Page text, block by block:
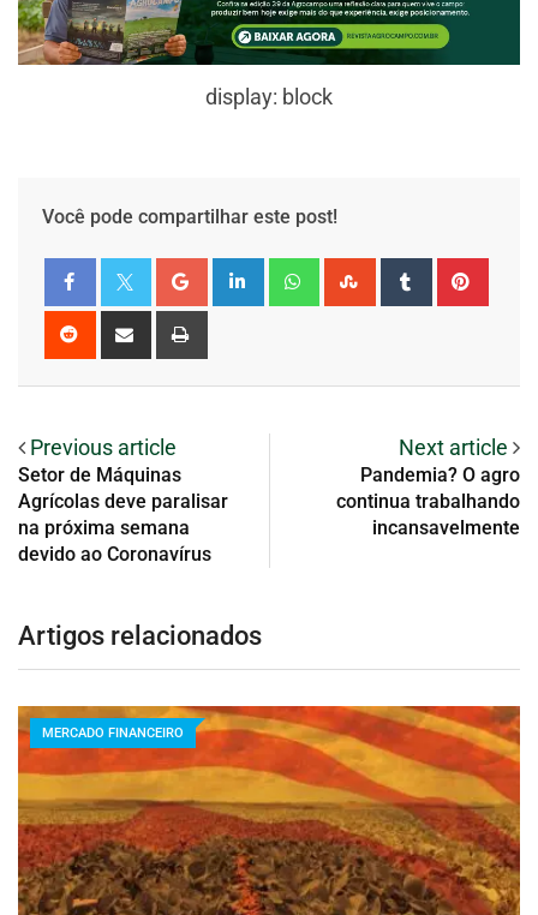
display: block
Você pode compartilhar este post!
Previous article
Setor de Máquinas
Agrícolas deve paralisar
na próxima semana
devido ao Coronavírus
Next article
Pandemia? O agro
continua trabalhando
incansavelmente
Artigos relacionados
MERCADO FINANCEIRO